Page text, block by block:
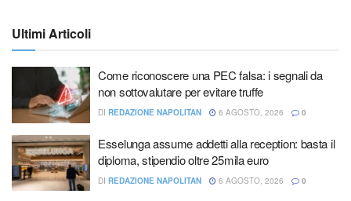
Ultimi Articoli
Come riconoscere una PEC falsa: i segnali da
non sottovalutare per evitare truffe
DI REDAZIONE NAPOLITAN 6 AGOSTO, 2026 0
Esselunga assume addetti alla reception: basta il
diploma, stipendio oltre 25mila euro
DI REDAZIONE NAPOLITAN 6 AGOSTO, 2026 0